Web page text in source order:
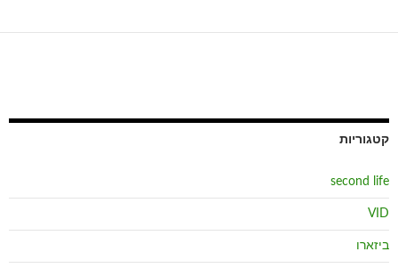
קטגוריות
second life
VID
ביזארו